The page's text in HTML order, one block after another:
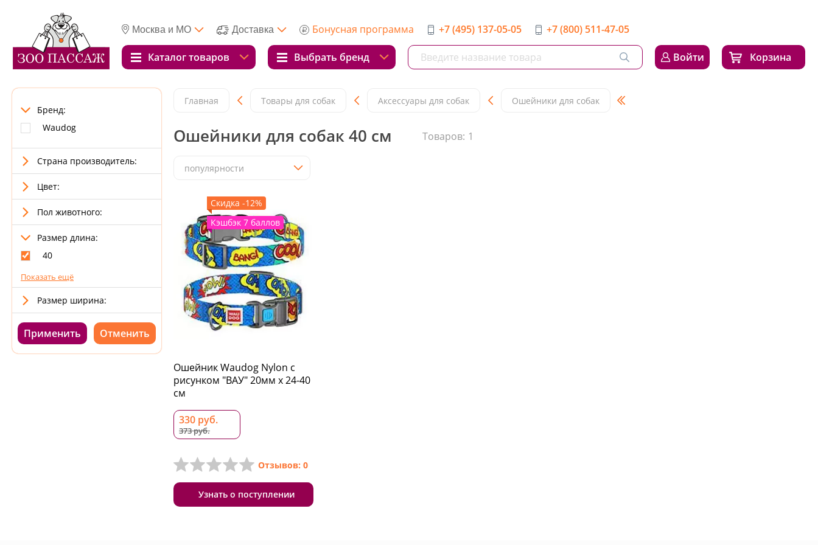
Москва и МО Доставка Бонусная программа +7 (495) 137-05-05 +7 (800) 511-47-05
Каталог товаров Выбрать бренд Войти Корзина
Бренд:
Waudog
Страна производитель:
Цвет:
Пол животного:
Размер длина:
40
Показать ещё
Размер ширина:
Применить
Главная Товары для собак Аксессуары для собак Ошейники для собак
Ошейники для собак 40 см Товаров: 1
популярности
Скидка -12%
Кэшбэк 7 баллов
Ошейник Waudog Nylon с
рисунком "ВАУ" 20мм x 24-40
см
330 руб.
373 руб.
Отзывов: 0
Узнать о поступлении